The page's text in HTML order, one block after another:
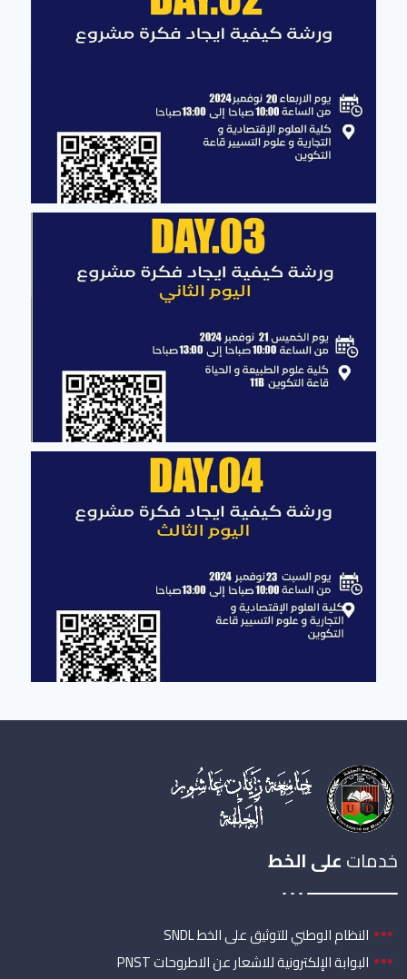
خدماتعلى الخط
النظام الوطني للتوثيق على الخط SNDL
البوابة الإلكترونية للاشعار عن الاطروحات PNST